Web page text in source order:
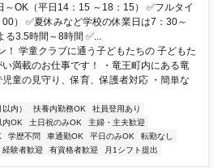
～OK（平日14：15 ～18：15） ✅フルタイ
） ✅夏休みなど学校の休業日は7：30～
3.5時間～8時間 ✅...
！ 学童クラブに通う子どもたちの 子どもた
満載のお仕事です！ ・竜王町内にある竜
童の見守り、保育、保護者対応 ・簡単な
内） 扶養内勤務OK
社員登用あり
内OK 土日祝のみOK
主婦・主夫歓迎
学歴不問 車通勤OK 平日のみOK
転勤なし
経験者歓迎 有資格者歓迎 月1シフト提出